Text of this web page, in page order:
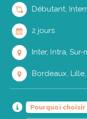
Débutant,
2 jours
Inter, Intra, Sur-
Bordeaux,
Pourquoi